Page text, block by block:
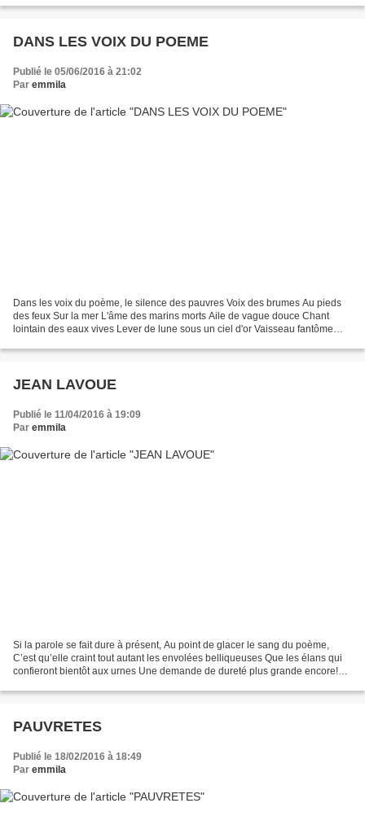
DANS LES VOIX DU POEME
Publié le 05/06/2016 à 21:02
Par emmila
Dans les voix du poème, le silence des pauvres Voix des brumes Au pieds
des feux Sur la mer L'âme des marins morts Aile de vague douce Chant
lointain des eaux vives Lever de lune sous un ciel d'or Vaisseau fantôme
JEAN LAVOUE
Publié le 11/04/2016 à 19:09
Par emmila
Si la parole se fait dure à présent, Au point de glacer le sang du poème,
C’est qu’elle craint tout autant les envolées belliqueuses Que les élans qui
confieront bientôt aux urnes Une demande de dureté plus grande encore!
PAUVRETES
Publié le 18/02/2016 à 18:49
Par emmila